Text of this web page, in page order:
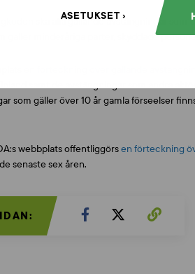
ASETUKSET
ska alla gällande avstängningar
gäller minderåriga parter, skyddade
samt de avstängningar som andra
som gäller över 10 år gamla förseelser
webbplats offentliggörsen förteckning
senaste sex åren.